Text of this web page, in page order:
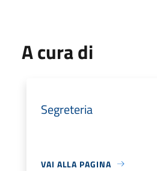
A cura di
Segreteria
VAI ALLA PAGINA